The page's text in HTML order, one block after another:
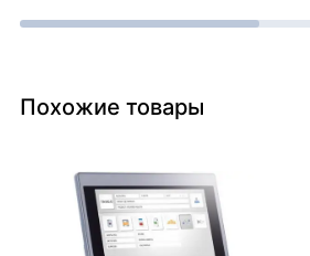
Похожие товары